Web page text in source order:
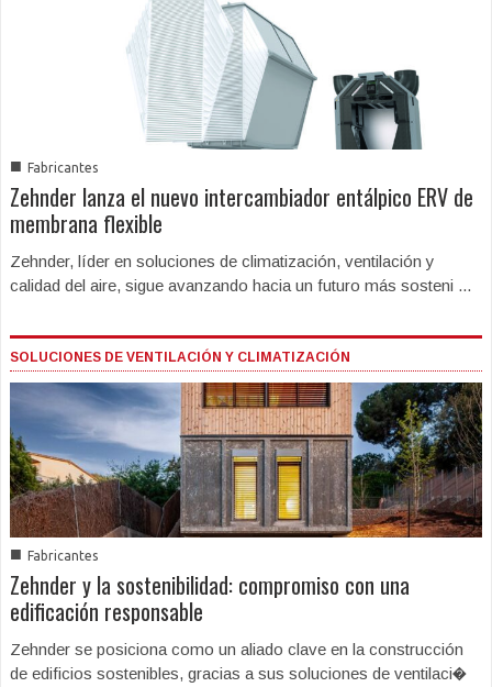
■ Fabricantes
Zehnder lanza el nuevo intercambiador entálpico ERV de
membrana flexible
Zehnder, líder en soluciones de climatización, ventilación y
calidad del aire, sigue avanzando hacia un futuro más sosteni ...
SOLUCIONES DE VENTILACIÓN Y CLIMATIZACIÓN
■ Fabricantes
Zehnder y la sostenibilidad: compromiso con una
edificación responsable
Zehnder se posiciona como un aliado clave en la construcción
de edificios sostenibles, gracias a sus soluciones de ventilaci�